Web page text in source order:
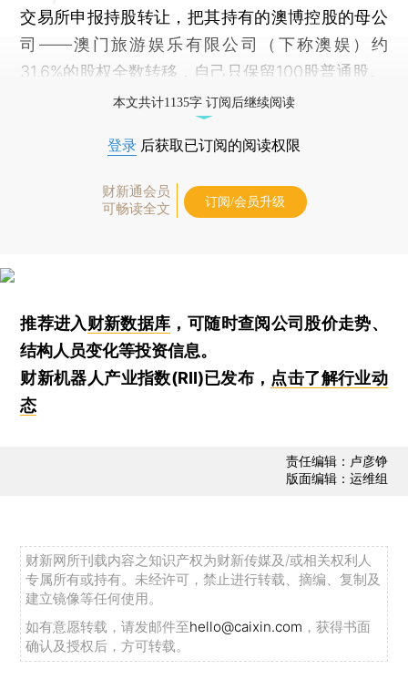
交易所申报持股转让，把其持有的澳博控股的母公
司——澳门旅游娱乐有限公司（下称澳娱）约
31.6%的股权全数转移，自己只保留100股普通股。
本文共计1135字 订阅后继续阅读
登录 后获取已订阅的阅读权限
财新通会员
可畅读全文
订阅/会员升级
推荐进入财新数据库 ，可随时查阅公司股价走势、
结构人员变化等投资信息。
财新机器人产业指数(RII)已发布， 点击了解行业动
态
责任编辑：卢彦铮
版面编辑：运维组
财新网所刊载内容之知识产权为财新传媒及/或相关权利人
专属所有或持有。未经许可，禁止进行转载、摘编、复制及
建立镜像等任何使用。
如有意愿转载，请发邮件至hello@caixin.com ，获得书面
确认及授权后，方可转载。